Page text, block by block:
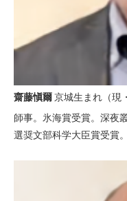
齋藤愼爾京城生まれ（現
師事。氷海賞受賞。深夜
選奨文部科学大臣賞受賞